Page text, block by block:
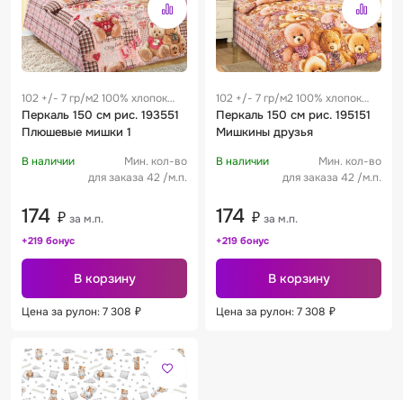
102 +/- 7 гр/м2 100% хлопок
0.23 м
Перкаль 150 см рис. 193551
Плюшевые мишки 1
В наличии
Мин. кол-во
для заказа 42 /м.п.
174 ₽ за м.п.
+219 бонус
В корзину
Цена за рулон: 7 308 ₽
102 +/- 7 гр/м2 100% хлопок
0.23 м
Перкаль 150 см рис. 195151
Мишкины друзья
В наличии
Мин. кол-во
для заказа 42 /м.п.
174 ₽ за м.п.
+219 бонус
В корзину
Цена за рулон: 7 308 ₽